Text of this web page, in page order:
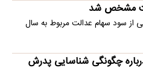
مشخص شد
از سود سهام عدالت مربوط به سال
چگونگی شناسایی پدرش